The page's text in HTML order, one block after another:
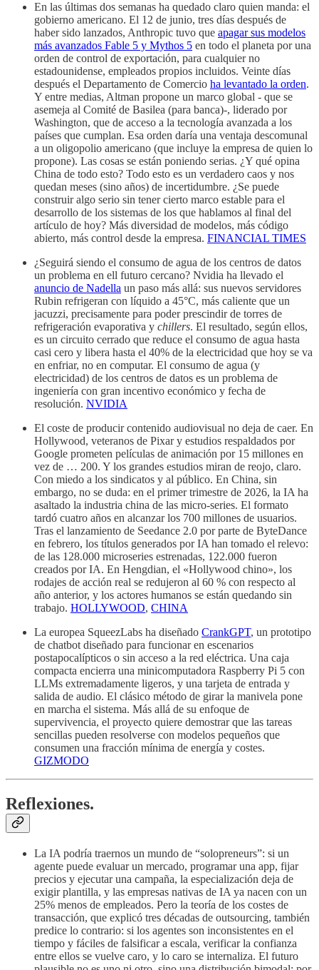
En las últimas dos semanas ha quedado claro quien manda: el
gobierno americano. El 12 de junio, tres días después de
haber sido lanzados, Anthropic tuvo que apagar sus modelos
más avanzados Fable 5 y Mythos 5 en todo el planeta por una
orden de control de exportación, para cualquier no
estadounidense, empleados propios incluidos. Veinte días
después el Departamento de Comercio ha levantado la orden.
Y entre medias, Altman propone un marco global - que se
asemeja al Comité de Basilea (para banca)-, liderado por
Washington, que de acceso a la tecnología avanzada a los
países que cumplan. Esa orden daría una ventaja descomunal
a un oligopolio americano (que incluye la empresa de quien lo
propone). Las cosas se están poniendo serias. ¿Y qué opina
China de todo esto? Todo esto es un verdadero caos y nos
quedan meses (sino años) de incertidumbre. ¿Se puede
construir algo serio sin tener cierto marco estable para el
desarrollo de los sistemas de los que hablamos al final del
artículo de hoy? Más diversidad de modelos, más código
abierto, más control desde la empresa. FINANCIAL TIMES
¿Seguirá siendo el consumo de agua de los centros de datos
un problema en ell futuro cercano? Nvidia ha llevado el
anuncio de Nadella un paso más allá: sus nuevos servidores
Rubin refrigeran con líquido a 45°C, más caliente que un
jacuzzi, precisamente para poder prescindir de torres de
refrigeración evaporativa y chillers. El resultado, según ellos,
es un circuito cerrado que reduce el consumo de agua hasta
casi cero y libera hasta el 40% de la electricidad que hoy se va
en enfriar, no en computar. El consumo de agua (y
electricidad) de los centros de datos es un problema de
ingeniería con gran incentivo económico y fecha de
resolución. NVIDIA
El coste de producir contenido audiovisual no deja de caer. En
Hollywood, veteranos de Pixar y estudios respaldados por
Google prometen películas de animación por 15 millones en
vez de … 200. Y los grandes estudios miran de reojo, claro.
Con miedo a los sindicatos y al público. En China, sin
embargo, no se duda: en el primer trimestre de 2026, la IA ha
asaltado la industria china de las micro-series. El formato
tardó cuatro años en alcanzar los 700 millones de usuarios.
Tras el lanzamiento de Seedance 2.0 por parte de ByteDance
en febrero, los títulos generados por IA han tomado el relevo:
de las 128.000 microseries estrenadas, 122.000 fueron
creados por IA. En Hengdian, el «Hollywood chino», los
rodajes de acción real se redujeron al 60 % con respecto al
año anterior, y los actores humanos se están quedando sin
trabajo. HOLLYWOOD, CHINA
La europea SqueezLabs ha diseñado CrankGPT, un prototipo
de chatbot diseñado para funcionar en escenarios
postapocalípticos o sin acceso a la red eléctrica. Una caja
compacta encierra una minicomputadora Raspberry Pi 5 con
LLMs extremadamente ligeros, y una tarjeta de entrada y
salida de audio. El clásico método de girar la manivela pone
en marcha el sistema. Más allá de su enfoque de
supervivencia, el proyecto quiere demostrar que las tareas
sencillas pueden resolverse con modelos pequeños que
consumen una fracción mínima de energía y costes.
GIZMODO
Reflexiones.
La IA podría traernos un mundo de “solopreneurs”: si un
agente puede evaluar un mercado, programar una app, fijar
precios y ejecutar una campaña, la especialización deja de
exigir plantilla, y las empresas nativas de IA ya nacen con un
25% menos de empleados. Pero la teoría de los costes de
transacción, que explicó tres décadas de outsourcing, también
predice lo contrario: si los agentes son inconsistentes en el
tiempo y fáciles de falsificar a escala, verificar la confianza
entre ellos se vuelve caro, y lo caro se internaliza. El futuro